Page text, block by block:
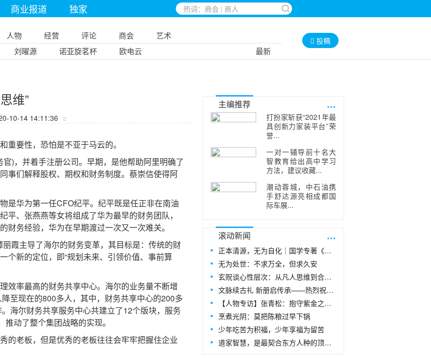
商业报道 独家
人物 经营 评论 商会
艺术
刘曜源 诺亚旋茗杯 欧电云 最新
投稿
维”
10-14 14:11:36
要性，恐怕是不亚于马云的。
，并着手注册公司。早期，是他帮助阿里明确了
事们解释股权、期权和财务制度。蔡崇信使得阿
华为第一任CFO纪平。纪平既是任正非在南油
、张燕燕等女将组成了华为最早的财务团队，
务经验，华为在早期渡过一次又一次难关。
主导了海尔的财务变革，其目标是：传统的财
个新的定位，即“规划未来、引领价值、事前算
率最高的财务共享中心。海尔的业务量不断增
至现在的800多人，其中，财务共享中心的200多
海尔财务共享服务中心共建立了12个版块，服务
动了整个集团战略的实现。
老板，但是优秀的老板往往会牢牢把握住企业
主编推荐 ...
打扮家斩获“2021年最
具创新力家装平台”荣
誉...
一对一辅导前十名大
智教育给出高中学习
方法，建议收藏...
潮动蓉城，中石油携
手舒达源亮相成都国
际车展...
滚动新闻 ...
正本清源，无为自化｜国学专著《玄贶思想》
无为处世：不求万全，但求久安
玄贶谈心性层次：从凡人思维到合道思维
文脉续古礼 新册启传承——热烈祝贺玄
【人物专访】张青松：抱守紫金之阳，在周易
烹煮光阴：莫把陈粮过早下锅
少年吃苦为积福，少年享福为留苦
道家智慧，是最契合东方人种的顶级生命指